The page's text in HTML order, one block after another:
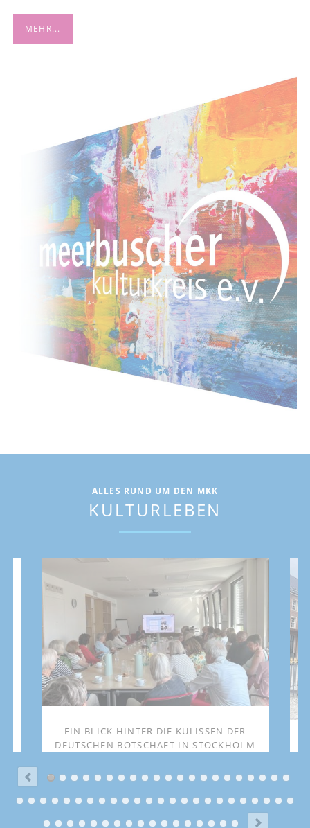
MEHR...
ALLES RUND UM DEN MKK
KULTURLEBEN